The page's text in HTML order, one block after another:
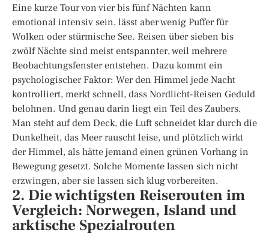
Eine kurze Tour von vier bis fünf Nächten kann
emotional intensiv sein, lässt aber wenig Puffer für
Wolken oder stürmische See. Reisen über sieben bis
zwölf Nächte sind meist entspannter, weil mehrere
Beobachtungsfenster entstehen. Dazu kommt ein
psychologischer Faktor: Wer den Himmel jede Nacht
kontrolliert, merkt schnell, dass Nordlicht-Reisen Geduld
belohnen. Und genau darin liegt ein Teil des Zaubers.
Man steht auf dem Deck, die Luft schneidet klar durch die
Dunkelheit, das Meer rauscht leise, und plötzlich wirkt
der Himmel, als hätte jemand einen grünen Vorhang in
Bewegung gesetzt. Solche Momente lassen sich nicht
erzwingen, aber sie lassen sich klug vorbereiten.
2. Die wichtigsten Reiserouten im
Vergleich: Norwegen, Island und
arktische Spezialrouten